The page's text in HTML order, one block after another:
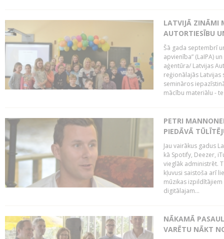
LATVIJĀ ZINĀMI
AUTORTIESĪBU
Šā gada septembrī
apvienība” (LaIPA)
aģentūra/ Latvijas
reģionālajās
semināros
mācību materiālu -
PETRI
PIEDĀVĀ
Jau vairākus gadus
kā Spotify, Deezer,
vieglāk administrēt.
kļuvusi saistoša arī
mūzikas
digitālajam...
NĀKAMĀ
VARĒTU NĀKT